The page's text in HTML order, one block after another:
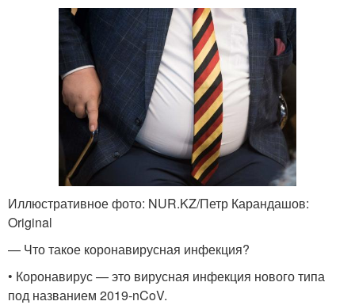
Иллюстративное фото: NUR.KZ/Петр Карандашов:
Original
— Что такое коронавирусная инфекция?
• Коронавирус — это вирусная инфекция нового типа
под названием 2019-nCoV.